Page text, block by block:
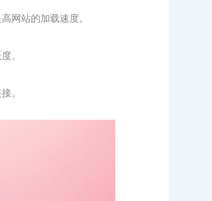
网站的加载速度。
。
。